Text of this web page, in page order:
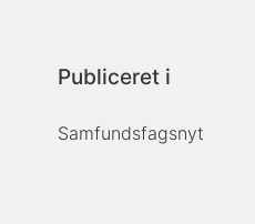
Publiceret i
Samfundsfagsnyt